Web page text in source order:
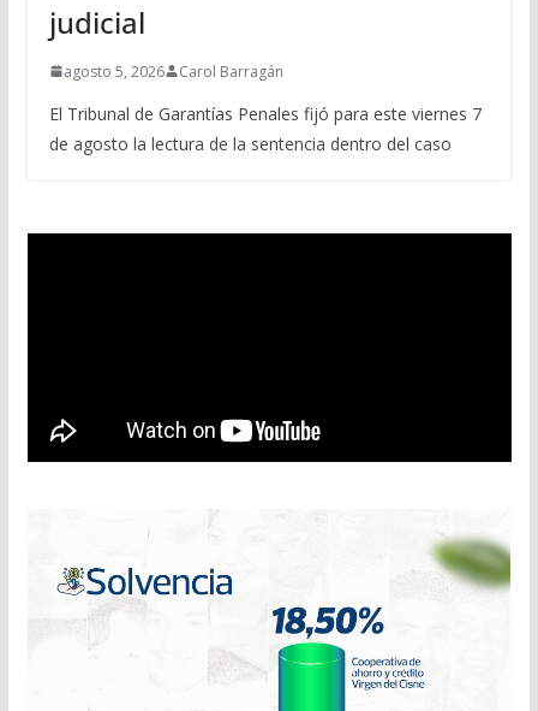
judicial
agosto 5, 2026 Carol Barragán
El Tribunal de Garantías Penales fijó para este viernes 7
de agosto la lectura de la sentencia dentro del caso